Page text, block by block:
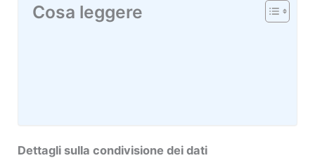
Cosa leggere
Dettagli sulla condivisione dei dati